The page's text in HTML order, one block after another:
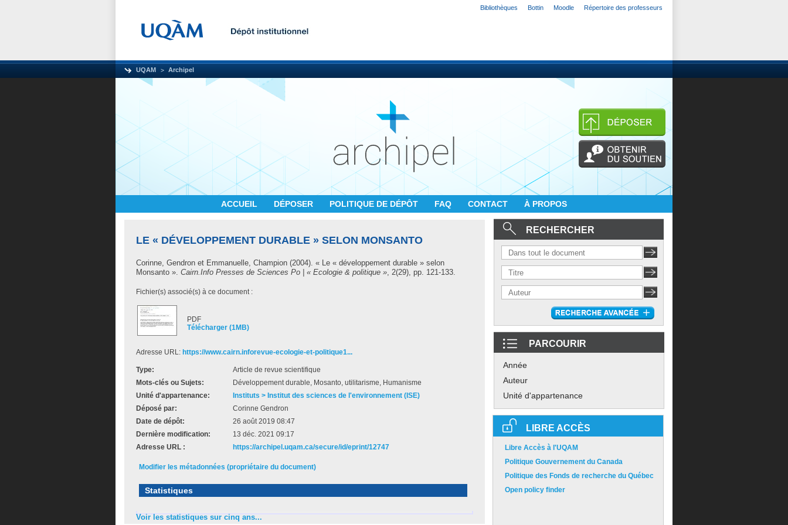
Bibliothèques Bottin Moodle Répertoire des professeurs
UQAM Archipel
ACCUEIL DÉPOSER POLITIQUE DE DÉPÔT FAQ CONTACT À PROPOS
LE « DÉVELOPPEMENT DURABLE » SELON MONSANTO
Corinne, Gendron et Emmanuelle, Champion (2004). « Le « développement durable » selon
Monsanto ». Cairn.Info Presses de Sciences Po | « Ecologie & politique », 2(29), pp. 121-133.
Fichier(s) associé(s) à ce document :
PDF
Télécharger (1MB)
Adresse URL: https://www.cairn.inforevue-ecologie-et-politique1...
Type:
Article de revue scientifique
Mots-clés ou Sujets:
Développement durable, Mosanto, utilitarisme, Humanisme
Unité d'appartenance:
Instituts > Institut des sciences de l'environnement (ISE)
Déposé par:
Corinne Gendron
Date de dépôt:
26 août 2019 08:47
Dernière modification:
13 déc. 2021 09:17
Adresse URL :
https://archipel.uqam.ca/secure/id/eprint/12747
Modifier les métadonnées (propriétaire du document)
Statistiques
Voir les statistiques sur cinq ans...
RECHERCHER
PARCOURIR
Année
Auteur
Unité d'appartenance
LIBRE ACCÈS
Libre Accès à l'UQAM
Politique Gouvernement du Canada
Politique des Fonds de recherche du Québec
Open policy finder